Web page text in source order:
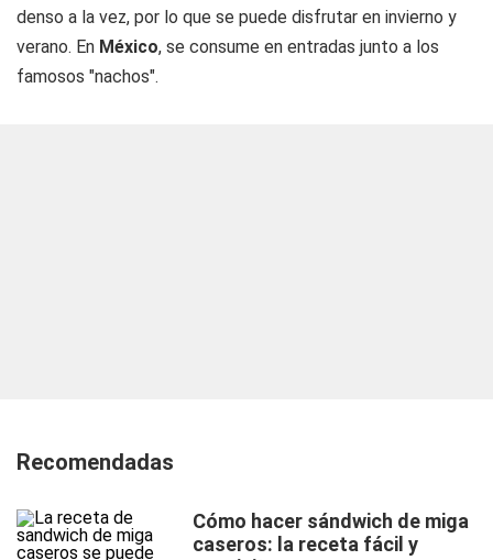
denso a la vez, por lo que se puede disfrutar en invierno y
verano. En México, se consume en entradas junto a los
famosos "nachos".
Recomendadas
Cómo hacer sándwich de miga
caseros: la receta fácil y